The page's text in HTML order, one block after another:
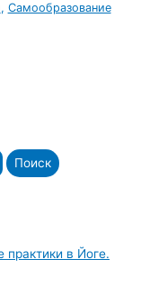
, Самообразование
в Йоге.